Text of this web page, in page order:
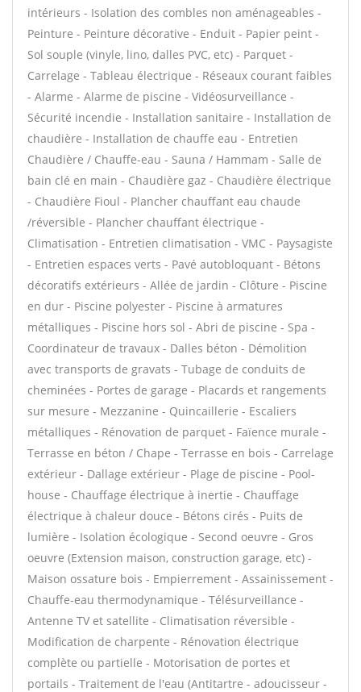
intérieurs - Isolation des combles non aménageables -
Peinture - Peinture décorative - Enduit - Papier peint -
Sol souple (vinyle, lino, dalles PVC, etc) - Parquet -
Carrelage - Tableau électrique - Réseaux courant faibles
- Alarme - Alarme de piscine - Vidéosurveillance -
Sécurité incendie - Installation sanitaire - Installation de
chaudière - Installation de chauffe eau - Entretien
Chaudière / Chauffe-eau - Sauna / Hammam - Salle de
bain clé en main - Chaudière gaz - Chaudière électrique
- Chaudière Fioul - Plancher chauffant eau chaude
/réversible - Plancher chauffant électrique -
Climatisation - Entretien climatisation - VMC - Paysagiste
- Entretien espaces verts - Pavé autobloquant - Bétons
décoratifs extérieurs - Allée de jardin - Clôture - Piscine
en dur - Piscine polyester - Piscine à armatures
métalliques - Piscine hors sol - Abri de piscine - Spa -
Coordinateur de travaux - Dalles béton - Démolition
avec transports de gravats - Tubage de conduits de
cheminées - Portes de garage - Placards et rangements
sur mesure - Mezzanine - Quincaillerie - Escaliers
métalliques - Rénovation de parquet - Faïence murale -
Terrasse en béton / Chape - Terrasse en bois - Carrelage
extérieur - Dallage extérieur - Plage de piscine - Pool-
house - Chauffage électrique à inertie - Chauffage
électrique à chaleur douce - Bétons cirés - Puits de
lumière - Isolation écologique - Second oeuvre - Gros
oeuvre (Extension maison, construction garage, etc) -
Maison ossature bois - Empierrement - Assainissement -
Chauffe-eau thermodynamique - Télésurveillance -
Antenne TV et satellite - Climatisation réversible -
Modification de charpente - Rénovation électrique
complète ou partielle - Motorisation de portes et
portails - Traitement de l'eau (Antitartre - adoucisseur -